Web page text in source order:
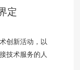
定
创新活动，以
技术服务的人